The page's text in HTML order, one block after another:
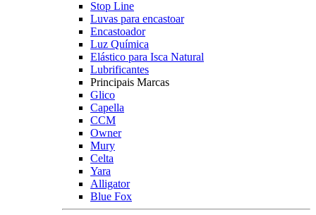
Stop Line
Luvas para encastoar
Encastoador
Luz Química
Elástico para Isca Natural
Lubrificantes
Principais Marcas
Glico
Capella
CCM
Owner
Mury
Celta
Yara
Alligator
Blue Fox